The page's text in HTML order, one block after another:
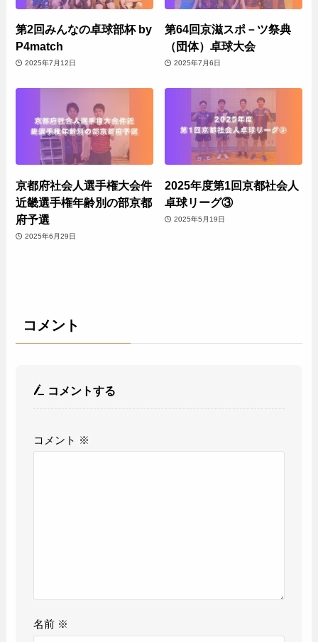
第2回みんなの卓球部杯 by
P4match
2025年7月12日
第64回京滋スポ－ツ祭典
（団体）卓球大会
2025年7月6日
京都府社会人選手権大会件
近畿選手権年齢別の部京都
府予選
2025年6月29日
2025年度第1回京都社会人
卓球リーグ③
2025年5月19日
コメント
コメントする
コメント ※
名前 ※